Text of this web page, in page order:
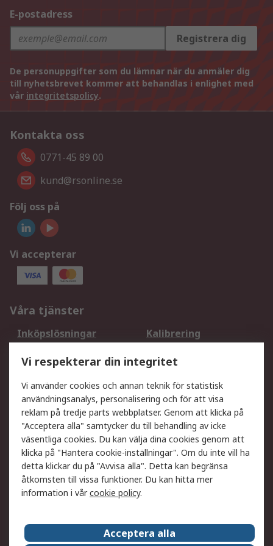
E-postadress
Registrera dig
De personuppgifter som du lämnar när du anmäler dig
till nyhetsbrevet kommer att behandlas i enlighet med
vår integritetspolicy.
Kontakta oss
0771-45 89 00
kund@rsonline.se
Följ oss på
Vi accepterar
Våra tjänster
Inköpslösningar
Kalibrering
DesignSpark
Teknisk Support
Ditt lokala säljteam
Exportlösningar
Support
Få hjälp
Retur av varor
Leverans
Spåra din order
Begär en fakturakopi
Fördelar med RS-konto
Betalningsalternativ
Om RS Försäljningsvillkor
Vi respekterar din integritet
Vi använder cookies och annan teknik för statistisk
användningsanalys, personalisering och för att visa
reklam på tredje parts webbplatser. Genom att klicka på
"Acceptera alla" samtycker du till behandling av icke
väsentliga cookies. Du kan välja dina cookies genom att
klicka på "Hantera cookie-inställningar". Om du inte vill ha
detta klickar du på "Avvisa alla". Detta kan begränsa
åtkomsten till vissa funktioner. Du kan hitta mer
information i vårcookie policy.
Acceptera alla